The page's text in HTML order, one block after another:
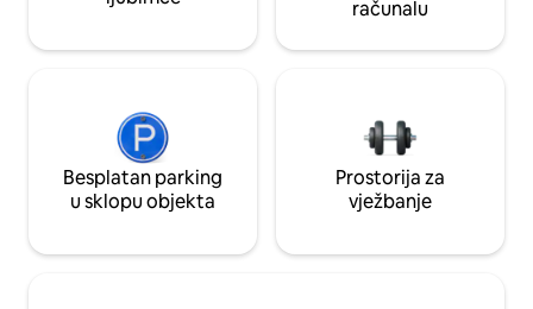
računalu
Besplatan parking
u sklopu objekta
Prostorija za
vježbanje